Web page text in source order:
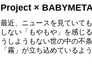
Project ×
最近、ニュースを見ていて
しない「もやもや」を感じ
うしようもない世の中の不
「霧」が立ち込めている